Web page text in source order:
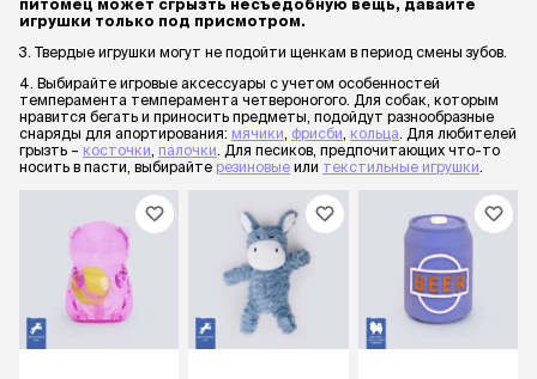
питомец может сгрызть несъедобную вещь, давайте
игрушки только под присмотром.
3. Твердые игрушки могут не подойти щенкам в период смены зубов.
4. Выбирайте игровые аксессуары с учетом особенностей
темперамента темперамента четвероногого. Для собак, которым
нравится бегать и приносить предметы, подойдут разнообразные
снаряды для апортирования: мячики фрисби кольца . Для любителей
грызть – косточки палочки . Для песиков, предпочитающих что-то
носить в пасти, выбирайте резиновые или текстильные игрушки